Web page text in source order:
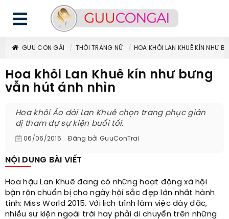
GUU CON GÁI THỜI TRANG NỮ HOA KHÔI LAN KHUÊ KÍN NHƯ
Hoa khôi Lan Khuê kín như bưng
vẫn hút ánh nhìn
Hoa khôi Áo dài Lan Khuê chọn trang phục giản
dị tham dự sự kiện buổi tối.
06/06/2015 Đăng bởi GuuConTrai
NỘI DUNG BÀI VIẾT
Hoa hậu Lan Khuê đang có những hoạt động xã hội
bận rộn chuẩn bị cho ngày hội sắc đẹp lớn nhất hành
tinh: Miss World 2015. Với lịch trình làm việc dày đặc,
nhiều sự kiện ngoài trời hay phải di chuyển trên những